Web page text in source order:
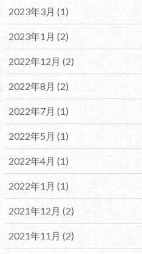
2023年3月 (1)
2023年1月 (2)
2022年12月 (2)
2022年8月 (2)
2022年7月 (1)
2022年5月 (1)
2022年4月 (1)
2022年1月 (1)
2021年12月 (2)
2021年11月 (2)